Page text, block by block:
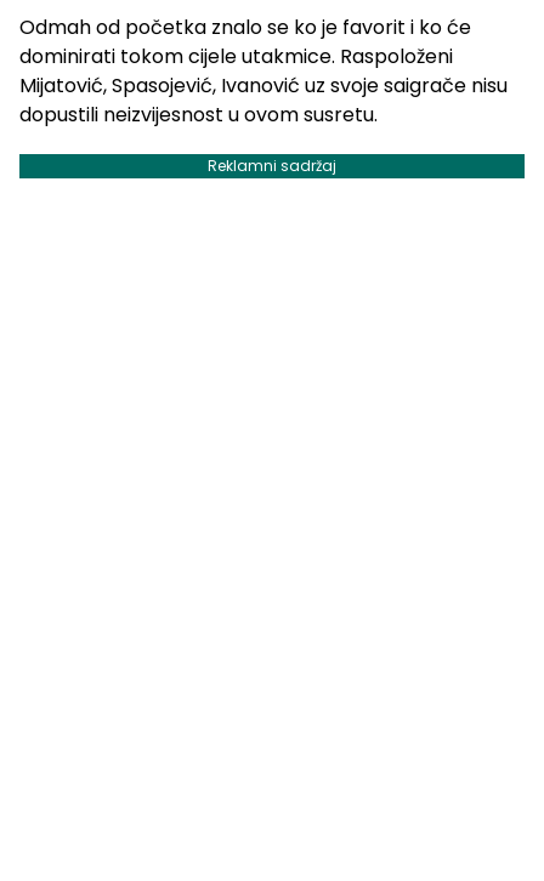
Odmah od početka znalo se ko je favorit i ko će
dominirati tokom cijele utakmice. Raspoloženi
Mijatović, Spasojević, Ivanović uz svoje saigrače nisu
dopustili neizvijesnost u ovom susretu.
Reklamni sadržaj